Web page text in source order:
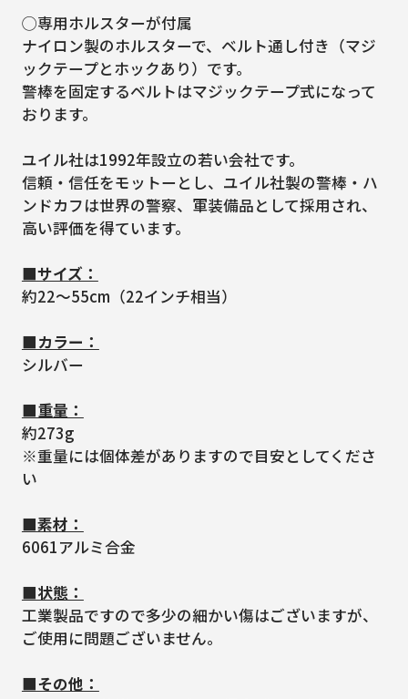
◯専用ホルスターが付属
ナイロン製のホルスターで、ベルト通し付き（マジ
ックテープとホックあり）です。
警棒を固定するベルトはマジックテープ式になって
おります。
ユイル社は1992年設立の若い会社です。
信頼・信任をモットーとし、ユイル社製の警棒・ハ
ンドカフは世界の警察、軍装備品として採用され、
高い評価を得ています。
■サイズ：
約22～55cm（22インチ相当）
■カラー：
シルバー
■重量：
約273g
※重量には個体差がありますので目安としてくださ
い
■素材：
6061アルミ合金
■状態：
工業製品ですので多少の細かい傷はございますが、
ご使用に問題ございません。
■その他：